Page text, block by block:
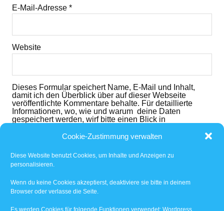
Cookie-Zustimmung verwalten
Diese Website benutzt Cookies, um Inhalte und Anzeigen zu
personalisieren.
Wenn du keine Cookies akzeptierst, deaktiviere sie bitte in deinem
Browser oder verlasse die Seite.
Es werden Cookies für folgende Funktionen verwendet: Wordpress
E-Mail-Adresse *
Website
Dieses Formular speichert Name, E-Mail und Inhalt,
damit ich den Überblick über auf dieser Webseite
veröffentlichte Kommentare behalte. Für detaillierte
Informationen, wo, wie und warum deine Daten
gespeichert werden, wirf bitte einen Blick in
Button nimmst du diese zur Kenntnis und akzeptierst
Ich habe die Datenschutzerklärung
gelesen und
akzeptiert.*
via E-Mail.